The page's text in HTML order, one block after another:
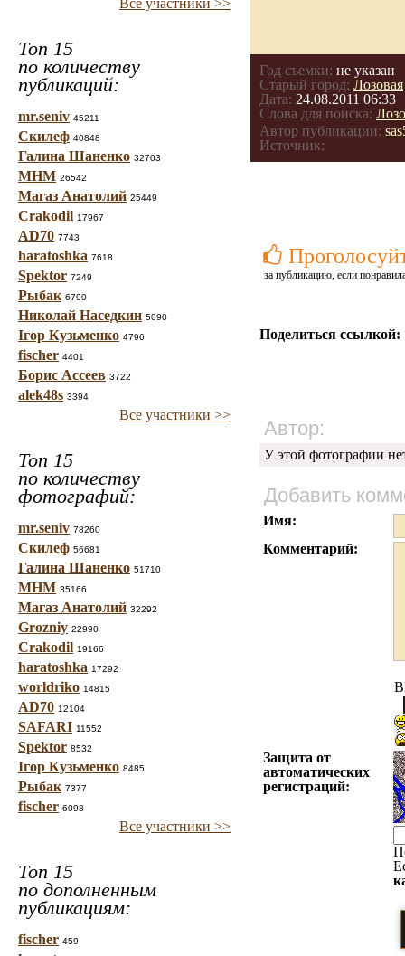
Все участники >>
Топ 15
по количеству
публикаций:
mr.seniv 45211
Скилеф 40848
Галина Шаненко 32703
МНМ 26542
Магаз Анатолий 25449
Crakodil 17967
AD70 7743
haratoshka 7618
Spektor 7249
Рыбак 6790
Николай Наседкин 5090
Ігор Кузьменко 4796
fischer 4401
Борис Ассеев 3722
alek48s 3394
Все участники >>
Топ 15
по количеству
фотографий:
mr.seniv 78260
Скилеф 56681
Галина Шаненко 51710
МНМ 35166
Магаз Анатолий 32292
Grozniy 22990
Crakodil 19166
haratoshka 17292
worldriko 14815
AD70 12104
SAFARI 11552
Spektor 8532
Ігор Кузьменко 8485
Рыбак 7377
fischer 6098
Все участники >>
Топ 15
по дополненным
публикациям:
fischer 459
Год съемки: не указан
Старый город: Лозовая
Дата: 24.08.2011 06:33
Слова для поиска:
Автор публикации:
Источник:
за публикацию, если
Поделиться ссылкой:
Автор:
У этой фотографии
Добавить
Имя:
Комментарий:
Защита от
автоматических
регистраций: